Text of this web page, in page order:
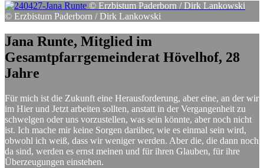
© Erzbistum Paderborn / Dirk Lankowski
© Erzbistum Paderborn / Dirk Lankowski
Jana Runte, Mitglied im
Gesamtpfarrgemeinderat Hövelhof, 28
Jahre
Für mich ist die Zukunft eine Herausforderung, aber eine, an der wir
im Hier und Jetzt arbeiten sollten, anstatt in der Vergangenheit zu
schwelgen oder uns vorzustellen, was sein könnte, aber noch nicht
ist. Ich mache mir keine Sorgen darüber, wie es einmal sein wird,
obwohl ich weiß, dass wir weniger werden. Aber die, die dann noch
da sind, werden es ernst meinen und für ihren Glauben, für ihre
Überzeugungen einstehen.